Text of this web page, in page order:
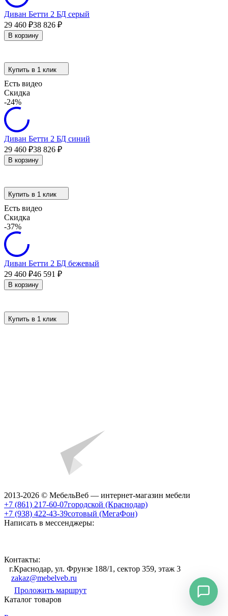
Диван Бетти 2 БД серый
29 460 ₽38 826 ₽
В корзину
Купить в 1 клик
Есть видео
Скидка
-24%
Диван Бетти 2 БД синий
29 460 ₽38 826 ₽
В корзину
Купить в 1 клик
Есть видео
Скидка
-37%
Диван Бетти 2 БД бежевый
29 460 ₽46 591 ₽
В корзину
Купить в 1 клик
2013-2026 © МебельВеб — интернет-магазин мебели
+7 (861) 217-60-07городской (Краснодар)
+7 (938) 422-43-39сотовый (МегаФон)
Написать в мессенджеры:
Контакты:
г.Краснодар, ул. Фрунзе 188/1, сектор 359, этаж 3
zakaz@mebelveb.ru
Проложить маршрут
Каталог товаров